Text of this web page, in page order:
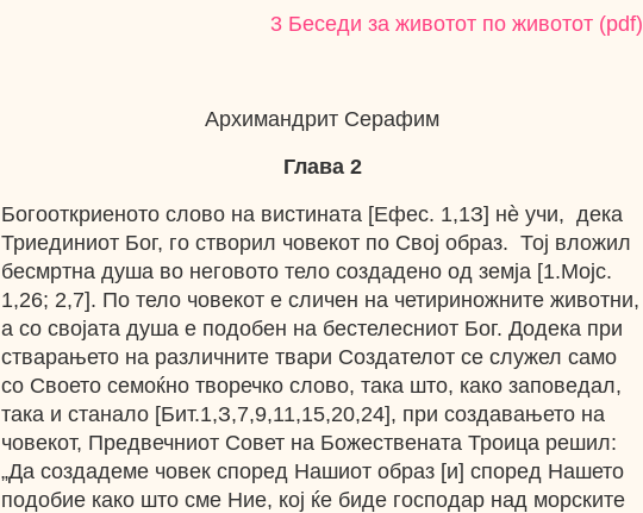
3 Беседи за животот по животот (pdf)
Архимандрит Серафим
Глава 2
Богооткриеното слово на вистината [Ефес. 1,1З] нѐ учи, дека
Триединиот Бог, го створил човекот по Свој образ. Тој вложил
бесмртна душа во неговото тело создадено од земја [1.Мојс.
1,26; 2,7]. По тело човекот е сличен на четириножните животни,
а со својата душа е подобен на бестелесниот Бог. Додека при
стварањето на различните твари Создателот се служел само
со Своето семоќно творечко слово, така што, како заповедал,
така и станало [Бит.1,З,7,9,11,15,20,24], при создавањето на
човекот, Предвечниот Совет на Божествената Троица решил:
„Да создадеме човек според Нашиот образ [и] според Нашето
подобие како што сме Ние, кој ќе биде господар над морските